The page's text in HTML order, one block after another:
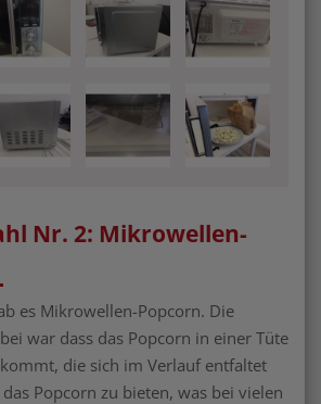
Nr. 2: Mikrowellen-
es Mikrowellen-Popcorn. Die
war dass das Popcorn in einer Tüte
die sich im Verlauf entfaltet
Popcorn zu bieten, was bei vielen